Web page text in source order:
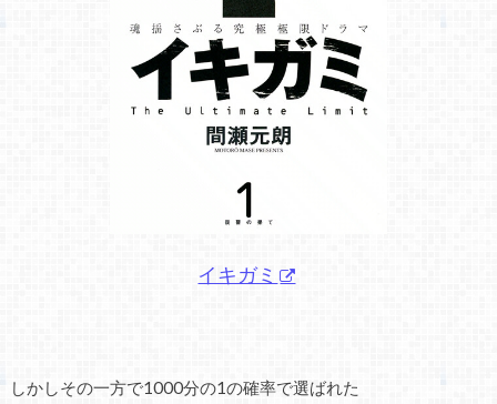
イキガミ
しかしその一方で1000分の1の確率で選ばれた